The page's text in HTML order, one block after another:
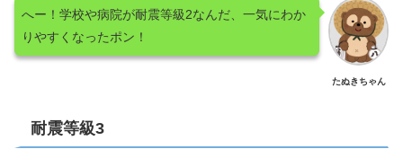
たぬきちゃん
へー！学校や病院が耐震等級2なんだ、一気にわか
りやすくなったポン！
耐震等級3